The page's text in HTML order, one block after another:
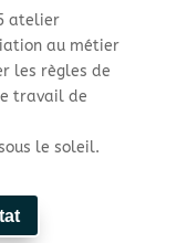
atelier
au métier
les règles de
travail de
le soleil.